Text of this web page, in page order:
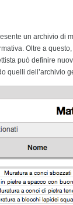
un archivio di
Oltre a
può definire
quelli dell’archivio